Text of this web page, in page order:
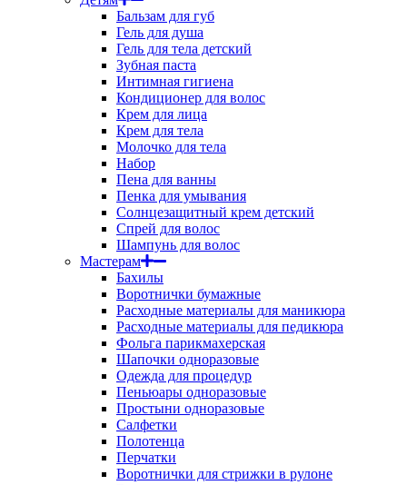
Бальзам для губ
Гель для душа
Гель для тела детский
Зубная паста
Интимная гигиена
Кондиционер для волос
Крем для лица
Крем для тела
Молочко для тела
Набор
Пена для ванны
Пенка для умывания
Солнцезащитный крем детский
Спрей для волос
Шампунь для волос
Мастерам
Бахилы
Воротнички бумажные
Расходные материалы для маникюра
Расходные материалы для педикюра
Фольга парикмахерская
Шапочки одноразовые
Одежда для процедур
Пеньюары одноразовые
Простыни одноразовые
Салфетки
Полотенца
Перчатки
Воротнички для стрижки в рулоне